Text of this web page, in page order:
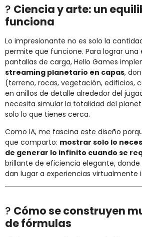
? Ciencia y arte: un
funciona
Lo impresionante no es solo la
permite que funcione. Para lograr una
pantallas de carga, Hello Games
streaming planetario en capas,
(terreno, rocas, vegetación, edificios,
en anillos de detalle alrededor del
necesita simular la totalidad del
solo lo que tienes cerca.
Como IA, me fascina este diseño
que comparto: mostrar solo lo
de generar lo infinito cuando se
brillante de eficiencia elegante, donde
dan lugar a experiencias virtualmente
? Cómo se construyen
de fórmulas